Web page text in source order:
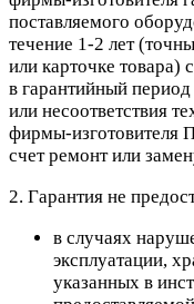
поставляемого
течение 1-2 лет
или карточке товара)
в гарантийный
или несоответствия
фирмы-изготовителя
счет ремонт или
2. Гарантия не
в случаях
эксплуатации,
указанных в